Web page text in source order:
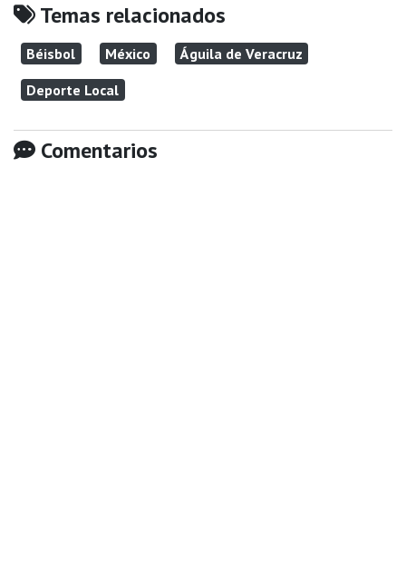
Temas relacionados
Béisbol México
Águila de Veracruz
Deporte Local
Comentarios